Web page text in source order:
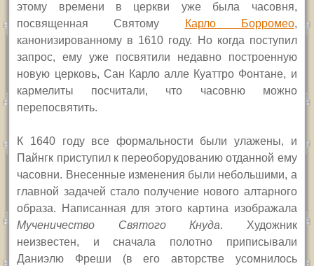
этому времени в церкви уже была часовня,
посвященная Святому
Карло Борромео,
канонизированному в 1610 году. Но когда поступил
запрос, ему уже посвятили недавно построенную
новую церковь, Сан Карло алле Куаттро Фонтане, и
кармелиты посчитали, что часовню можно
перепосвятить.
К 1640 году все формальности были улажены, и
Пайнгк приступил к переоборудованию отданной ему
часовни. Внесенные изменения были небольшими, а
главной задачей стало получение нового алтарного
образа. Написанная для этого картина изображала
Мученичество Святого Кнуда. Художник
неизвестен, и сначала полотно приписывали
Даниэлю Фреши (в его авторстве усомнилось